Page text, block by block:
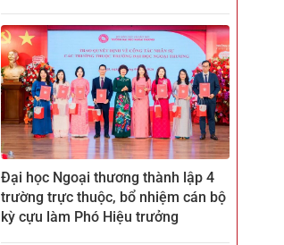
Đại học Ngoại thương thành lập 4
trường trực thuộc, bổ nhiệm cán bộ
kỳ cựu làm Phó Hiệu trưởng